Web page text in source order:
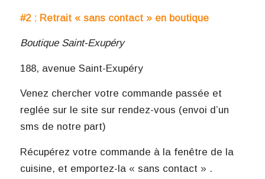
#2 : Retrait « sans contact » en boutique
Boutique Saint-Exupéry
188, avenue Saint-Exupéry
Venez chercher votre commande passée et
reglée sur le site sur rendez-vous (envoi d’un
sms de notre part)
Récupérez votre commande à la fenêtre de la
cuisine, et emportez-la « sans contact » .